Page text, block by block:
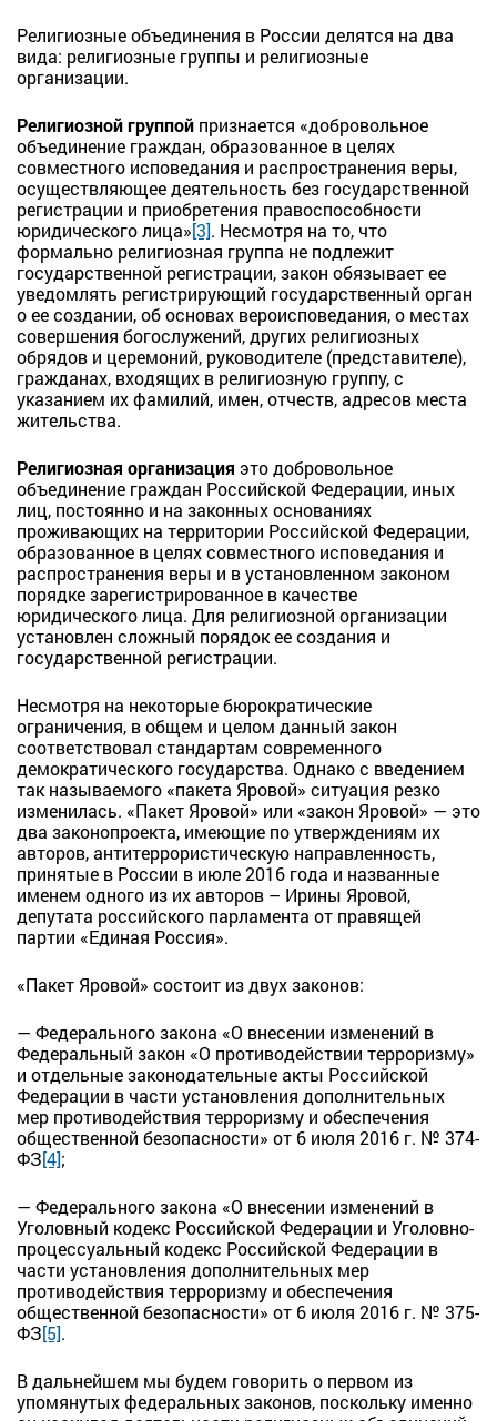
Религиозные объединения в России делятся на два
вида: религиозные группы и религиозные
организации.
Религиозной группой признается «добровольное
объединение граждан, образованное в целях
совместного исповедания и распространения веры,
осуществляющее деятельность без государственной
регистрации и приобретения правоспособности
юридического лица»[3]. Несмотря на то, что
формально религиозная группа не подлежит
государственной регистрации, закон обязывает ее
уведомлять регистрирующий государственный орган
о ее создании, об основах вероисповедания, о местах
совершения богослужений, других религиозных
обрядов и церемоний, руководителе (представителе),
гражданах, входящих в религиозную группу, с
указанием их фамилий, имен, отчеств, адресов места
жительства.
Религиозная организация это добровольное
объединение граждан Российской Федерации, иных
лиц, постоянно и на законных основаниях
проживающих на территории Российской Федерации,
образованное в целях совместного исповедания и
распространения веры и в установленном законом
порядке зарегистрированное в качестве
юридического лица. Для религиозной организации
установлен сложный порядок ее создания и
государственной регистрации.
Несмотря на некоторые бюрократические
ограничения, в общем и целом данный закон
соответствовал стандартам современного
демократического государства. Однако с введением
так называемого «пакета Яровой» ситуация резко
изменилась. «Пакет Яровой» или «закон Яровой» — это
два законопроекта, имеющие по утверждениям их
авторов, антитеррористическую направленность,
принятые в России в июле 2016 года и названные
именем одного из их авторов – Ирины Яровой,
депутата российского парламента от правящей
партии «Единая Россия».
«Пакет Яровой» состоит из двух законов:
— Федерального закона «О внесении изменений в
Федеральный закон «О противодействии терроризму»
и отдельные законодательные акты Российской
Федерации в части установления дополнительных
мер противодействия терроризму и обеспечения
общественной безопасности» от 6 июля 2016 г. № 374-
ФЗ[4];
— Федерального закона «О внесении изменений в
Уголовный кодекс Российской Федерации и Уголовно-
процессуальный кодекс Российской Федерации в
части установления дополнительных мер
противодействия терроризму и обеспечения
общественной безопасности» от 6 июля 2016 г. № 375-
ФЗ[5].
В дальнейшем мы будем говорить о первом из
упомянутых федеральных законов, поскольку именно